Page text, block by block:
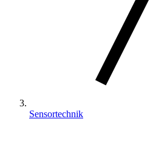
Sensortechnik